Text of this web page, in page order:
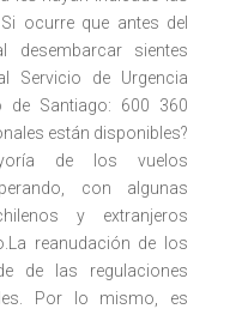
ocurre que antes del
sientes
Servicio de Urgencia
de Santiago: 600 360
están disponibles?
de los vuelos
con algunas
y extranjeros
reanudación de los
de las regulaciones
Por lo mismo, es